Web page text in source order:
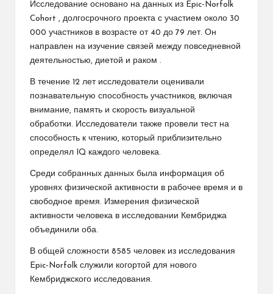
Исследование основано на данных из Epic-Norfolk
Cohort , долгосрочного проекта с участием около 30
000 участников в возрасте от 40 до 79 лет. Он
направлен на изучение связей между повседневной
деятельностью, диетой и раком .
В течение 12 лет исследователи оценивали
познавательную способность участников, включая
внимание, память и скорость визуальной
обработки. Исследователи также провели тест на
способность к чтению, который приблизительно
определял IQ каждого человека.
Среди собранных данных была информация об
уровнях физической активности в рабочее время и в
свободное время. Измерения физической
активности человека в исследовании Кембриджа
объединили оба.
В общей сложности 8585 человек из исследования
Epic-Norfolk служили когортой для нового
Кембриджского исследования.